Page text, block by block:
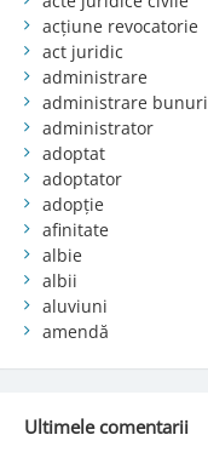
acțiune revocatorie
act juridic
administrare
administrare bunuri
administrator
adoptat
adoptator
adopție
afinitate
albie
albii
aluviuni
amendă
Ultimele comentarii